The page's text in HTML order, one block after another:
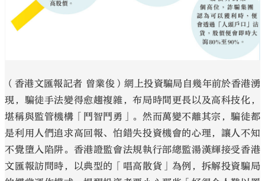
（香港文匯報記者 曾業俊）網上投資騙局自幾年前於香港湧
現，騙徒手法變得愈趨複雜，布局時間更長以及高科技化，
堪稱與監管機構「鬥智鬥勇」。然而萬變不離其宗，騙徒都
是利用人們追求高回報、怕錯失投資機會的心理，讓人不知
不覺墮入陷阱。香港證監會法規執行部總監湯漢輝接受香港
文匯報訪問時，以典型的「唱高散貨」為例，拆解投資騙局